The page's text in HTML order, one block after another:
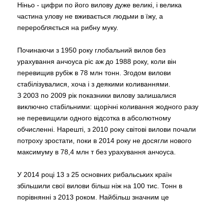
Ніньо - цифри по його вилову дуже великі, і велика
частина улову не вживається людьми в їжу, а
переробляється на рибну муку.
Починаючи з 1950 року глобальний вилов без
урахування анчоуса ріс аж до 1988 року, коли він
перевищив рубіж в 78 млн тонн. Згодом вилови
стабілізувалися, хоча і з деякими коливаннями.
З 2003 по 2009 рік показники вилову залишалися
виключно стабільними: щорічні коливання жодного разу
не перевищили одного відсотка в абсолютному
обчисленні. Нарешті, з 2010 року світові вилови почали
потроху зростати, поки в 2014 року не досягли нового
максимуму в 78,4 млн т без урахування анчоуса.
У 2014 році 13 з 25 основних рибальських країн
збільшили свої вилови більш ніж на 100 тис. Тонн в
порівнянні з 2013 роком. Найбільш значним це